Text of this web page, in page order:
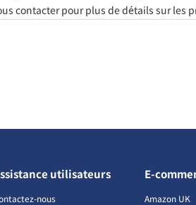
contacter pour plus de détails sur les
utilisateurs
nous
E-
Amazon UK